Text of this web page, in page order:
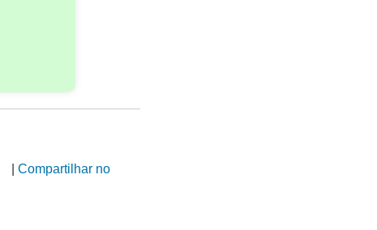
Compartilhar no